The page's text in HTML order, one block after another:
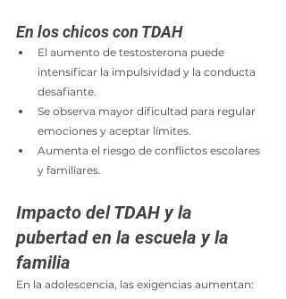
En los chicos con TDAH
El aumento de testosterona puede
intensificar la impulsividad y la conducta
desafiante.
Se observa mayor dificultad para regular
emociones y aceptar límites.
Aumenta el riesgo de conflictos escolares
y familiares.
Impacto del TDAH y la
pubertad en la escuela y la
familia
En la adolescencia, las exigencias aumentan: